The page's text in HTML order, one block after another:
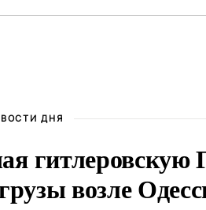
ДНЯ
гитлеровскую
возле